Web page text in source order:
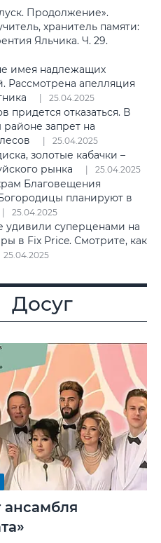
Продолжение».
хранитель памяти:
Яльчика. Ч. 29.
имея надлежащих
Рассмотрена апелляция
25.04.2025
придется отказаться. В
запрет на
25.04.2025
золотые кабачки –
рынка
25.04.2025
Благовещения
планируют в
25.04.2025
удивили суперценами на
в Fix Price. Смотрите, как
25.04.2025
Досуг
ансамбля